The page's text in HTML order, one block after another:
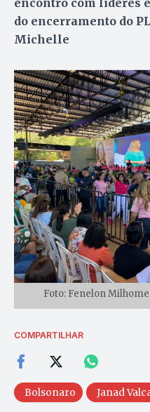
encontro com lideres
do encerramento do
Michelle
Foto: Fenelon
COMPARTILHAR
Bolsonaro Janad